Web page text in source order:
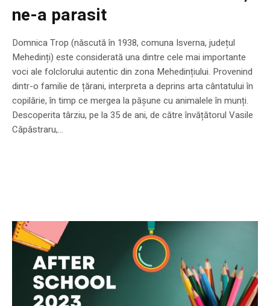
ne-a parasit
Domnica Trop (născută în 1938, comuna Isverna, județul
Mehedinți) este considerată una dintre cele mai importante
voci ale folclorului autentic din zona Mehedințiului. Provenind
dintr-o familie de țărani, interpreta a deprins arta cântatului în
copilărie, în timp ce mergea la pășune cu animalele în munți.
Descoperita târziu, pe la 35 de ani, de către învățătorul Vasile
Căpăstraru,...